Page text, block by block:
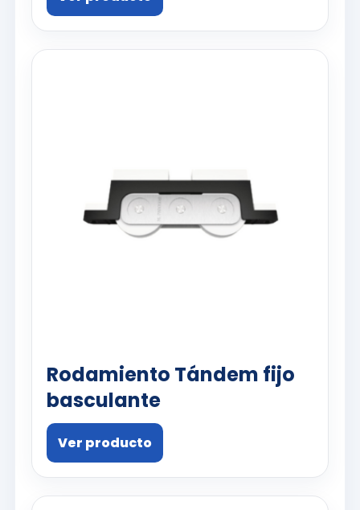
Rodamiento Tándem fijo
basculante
Ver producto